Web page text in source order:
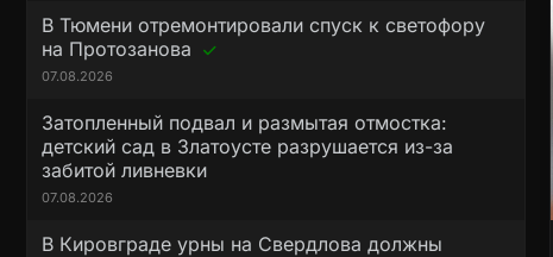
В Тюмени отремонтировали спуск к светофору
на Протозанова
07.08.2026
Затопленный подвал и размытая отмостка:
детский сад в Златоусте разрушается из-за
забитой ливневки
07.08.2026
В Кировграде урны на Свердлова должны